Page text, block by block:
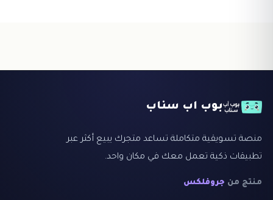
بوب اب سناب
منصة تسويقية متكاملة تساعد متجرك يبيع أكثر عبر
تطبيقات ذكية تعمل معك في مكان واحد.
منتج من جروفلكس